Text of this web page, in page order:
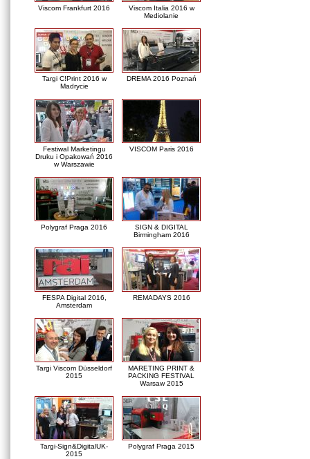
Viscom Frankfurt 2016
Viscom Italia 2016 w
Mediolanie
Targi C!Print 2016 w
Madrycie
DREMA 2016 Poznań
Festiwal Marketingu
Druku i Opakowań 2016
w Warszawie
VISCOM Paris 2016
Polygraf Praga 2016
SIGN & DIGITAL
Birmingham 2016
FESPA Digital 2016,
Amsterdam
REMADAYS 2016
Targi Viscom Düsseldorf
2015
MARETING PRINT &
PACKING FESTIVAL
Warsaw 2015
Targi-Sign&DigitalUK-
2015
Polygraf Praga 2015